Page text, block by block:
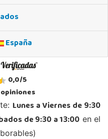
España
0,0/5
opiniones
Lunes a Viernes de 9:30
de 9:30 a 13:00 en el